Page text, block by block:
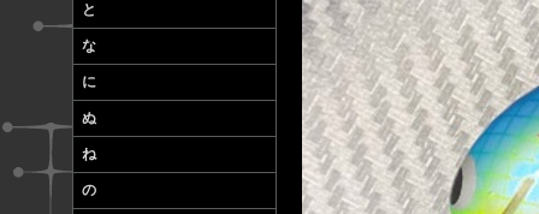
と
な
に
ぬ
ね
の